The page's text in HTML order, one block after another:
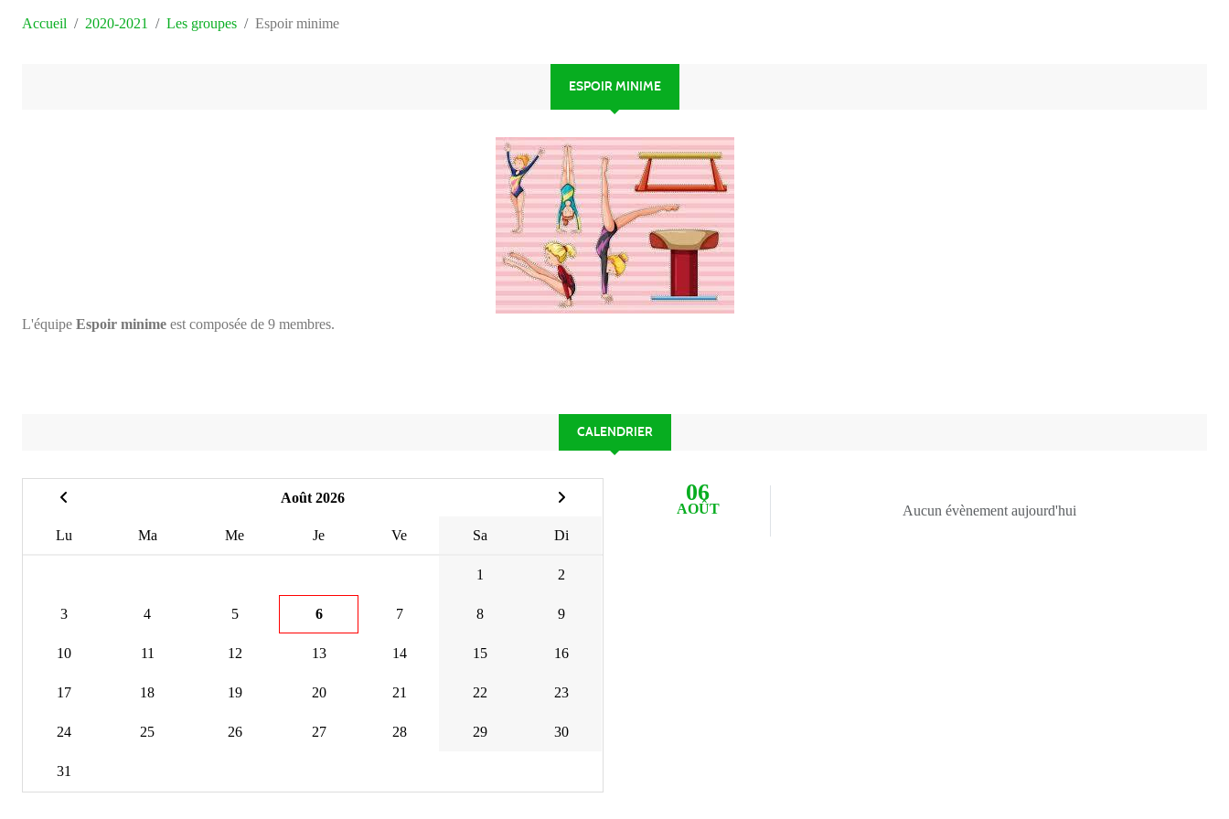
Accueil 2020-2021 Les groupes Espoir minime
ESPOIR MINIME
L'équipe Espoir minime est composée de 9 membres.
CALENDRIER
Août 2026
Lu Ma Me Je Ve Sa Di
1 2
3 4 5 6 7 8 9
10 11 12 13 14 15 16
17 18 19 20 21 22 23
24 25 26 27 28 29 30
31
06
AOÛT Aucun évènement aujourd'hui